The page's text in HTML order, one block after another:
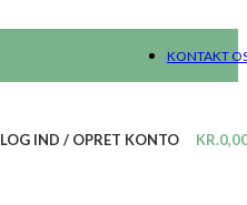
KONTAKT
LOG IND / OPRET KONTO KR.